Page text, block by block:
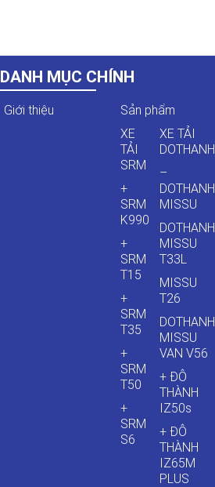
DANH MỤC CHÍNH
Giới thiệu
Sản phẩm
XE
TẢI
SRM
+
SRM
K990
+
SRM
T15
+
SRM
T35
+
SRM
T50
+
SRM
S6
XE TẢI
DOTHANH
–
DOTHANH
MISSU
DOTHANH
MISSU
T33L
MISSU
T26
DOTHANH
MISSU
VAN V56
+ ĐÔ
THÀNH
IZ50s
+ ĐÔ
THÀNH
IZ65M
PLUS